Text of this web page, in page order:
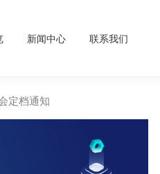
新闻中心 联系我们
定档通知